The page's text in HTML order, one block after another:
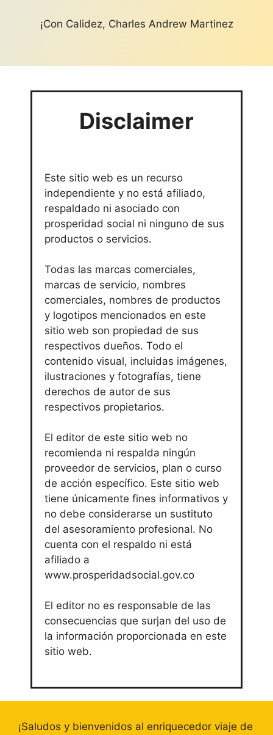
¡Con Calidez, Charles Andrew Martinez
Disclaimer
Este sitio web es un recurso
independiente y no está afiliado,
respaldado ni asociado con
prosperidad social ni ninguno de sus
productos o servicios.
Todas las marcas comerciales,
marcas de servicio, nombres
comerciales, nombres de productos
y logotipos mencionados en este
sitio web son propiedad de sus
respectivos dueños. Todo el
contenido visual, incluidas imágenes,
ilustraciones y fotografías, tiene
derechos de autor de sus
respectivos propietarios.
El editor de este sitio web no
recomienda ni respalda ningún
proveedor de servicios, plan o curso
de acción específico. Este sitio web
tiene únicamente fines informativos y
no debe considerarse un sustituto
del asesoramiento profesional. No
cuenta con el respaldo ni está
afiliado a
www.prosperidadsocial.gov.co
El editor no es responsable de las
consecuencias que surjan del uso de
la información proporcionada en este
sitio web.
¡Saludos y bienvenidos al enriquecedor viaje de